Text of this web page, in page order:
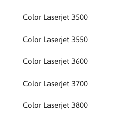
Color Laserjet 3500
Color Laserjet 3550
Color Laserjet 3600
Color Laserjet 3700
Color Laserjet 3800